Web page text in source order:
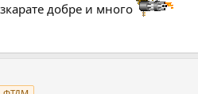
добре и много